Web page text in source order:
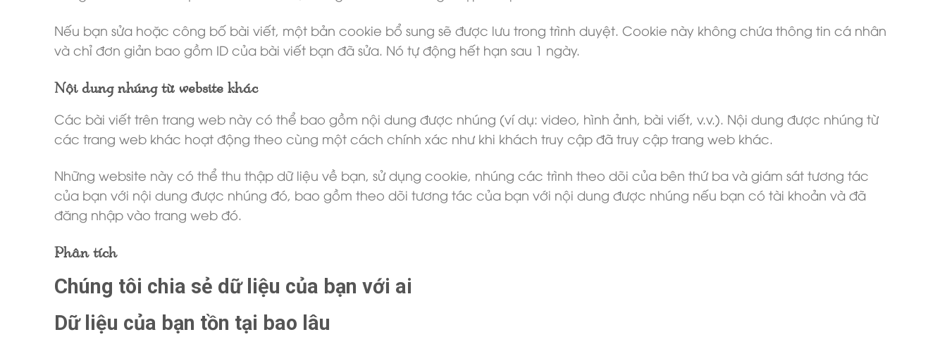
Nếu bạn sửa hoặc công bố bài viết, một bản cookie bổ sung sẽ được lưu trong trình duyệt. Cookie này không chứa thông tin cá nhân
và chỉ đơn giản bao gồm ID của bài viết bạn đã sửa. Nó tự động hết hạn sau 1 ngày.
Nội dung nhúng từ website khác
Các bài viết trên trang web này có thể bao gồm nội dung được nhúng (ví dụ: video, hình ảnh, bài viết, v.v.). Nội dung được nhúng từ
các trang web khác hoạt động theo cùng một cách chính xác như khi khách truy cập đã truy cập trang web khác.
Những website này có thể thu thập dữ liệu về bạn, sử dụng cookie, nhúng các trình theo dõi của bên thứ ba và giám sát tương tác
của bạn với nội dung được nhúng đó, bao gồm theo dõi tương tác của bạn với nội dung được nhúng nếu bạn có tài khoản và đã
đăng nhập vào trang web đó.
Phân tích
Chúng tôi chia sẻ dữ liệu của bạn với ai
Dữ liệu của bạn tồn tại bao lâu